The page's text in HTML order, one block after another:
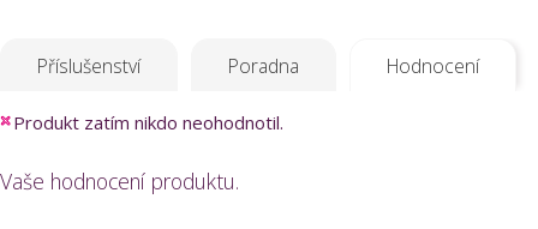
Příslušenství Poradna Hodnocení
Produkt zatím nikdo neohodnotil.
Vaše hodnocení produktu.